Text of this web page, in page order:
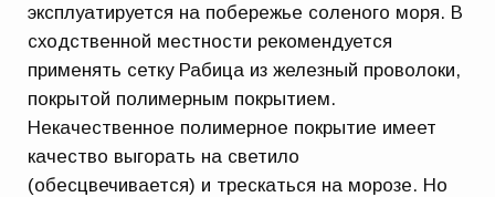
эксплуатируется на побережье соленого моря. В
сходственной местности рекомендуется
применять сетку Рабица из железный проволоки,
покрытой полимерным покрытием.
Некачественное полимерное покрытие имеет
качество выгорать на светило
(обесцвечивается) и трескаться на морозе. Но